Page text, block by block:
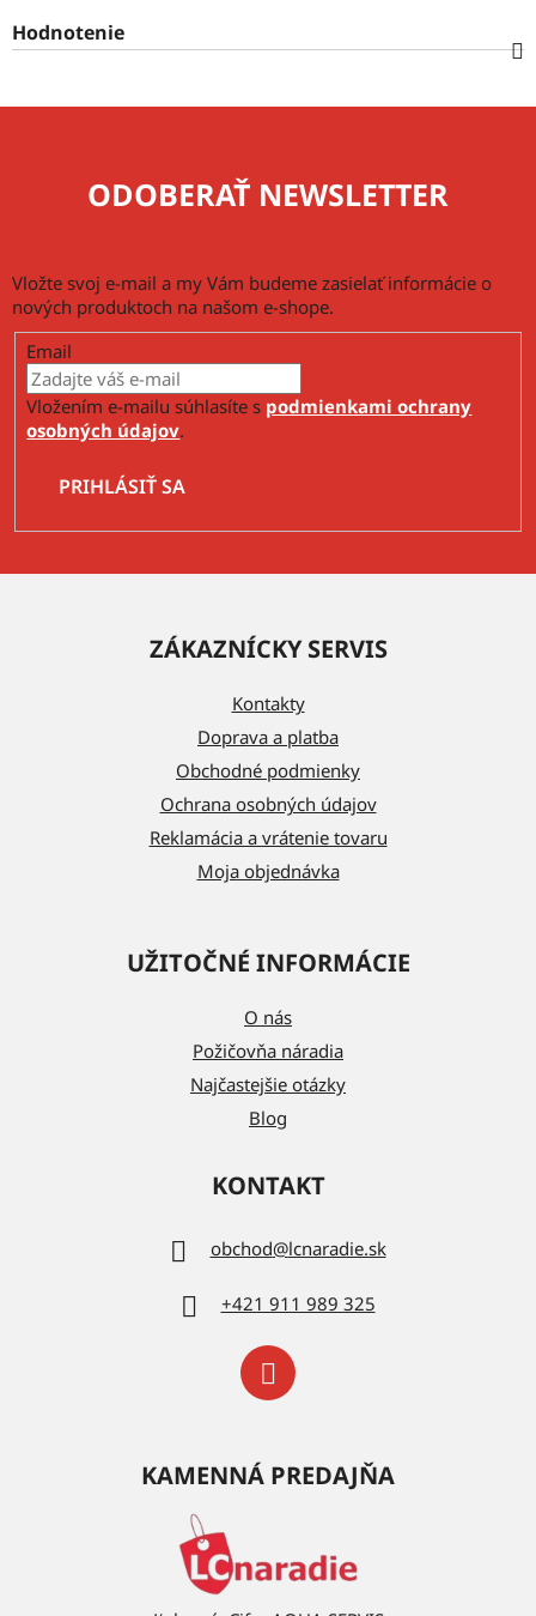
Hodnotenie
ODOBERAŤ NEWSLETTER
Vložte svoj e-mail a my Vám budeme zasielať informácie o
nových produktoch na našom e-shope.
Email
Vložením e-mailu súhlasíte s podmienkami ochrany
osobných údajov.
PRIHLÁSIŤ SA
ZÁKAZNÍCKY SERVIS
Kontakty
Doprava a platba
Obchodné podmienky
Ochrana osobných údajov
Reklamácia a vrátenie tovaru
Moja objednávka
UŽITOČNÉ INFORMÁCIE
O nás
Požičovňa náradia
Najčastejšie otázky
Blog
KONTAKT
obchod@lcnaradie.sk
+421 911 989 325
KAMENNÁ PREDAJŇA